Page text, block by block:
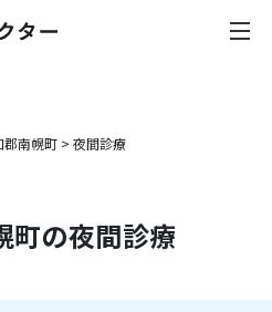
郡南幌町 > 夜間診療
町の夜間診療